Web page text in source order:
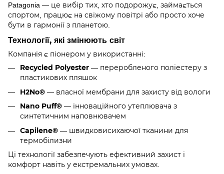
Patagonia — це вибір тих, хто подорожує, займається
спортом, працює на свіжому повітрі або просто хоче
бути в гармонії з планетою.
Технології, які змінюють світ
Компанія є піонером у використанні:
Recycled Polyester — переробленого поліестеру з
пластикових пляшок
H2No® — власної мембрани для захисту від вологи
Nano Puff® — інноваційного утеплювача з
синтетичним наповнювачем
Capilene® — швидковисихаючої тканини для
термобілизни
Ці технології забезпечують ефективний захист і
комфорт навіть у екстремальних умовах.